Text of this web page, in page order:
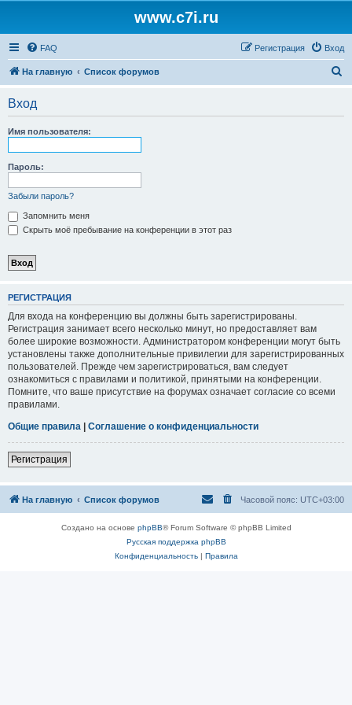
www.c7i.ru
FAQ Вход
Регистрация
На главную Список форумов
Вход
Имя пользователя:
Пароль:
Забыли пароль?
Запомнить меня
Скрыть моё пребывание на конференции в этот раз
РЕГИСТРАЦИЯ
Для входа на конференцию вы должны быть зарегистрированы.
Регистрация занимает всего несколько минут, но предоставляет вам
более широкие возможности. Администратором конференции могут быть
установлены также дополнительные привилегии для зарегистрированных
пользователей. Прежде чем зарегистрироваться, вам следует
ознакомиться с правилами и политикой, принятыми на конференции.
Помните, что ваше присутствие на форумах означает согласие со всеми
правилами.
Общие правила | Соглашение о конфиденциальности
Регистрация
На главную Список форумов Часовой пояс: UTC+03:00
Создано на основе phpBB® Forum Software © phpBB Limited
Русская поддержка phpBB
Конфиденциальность| Правила